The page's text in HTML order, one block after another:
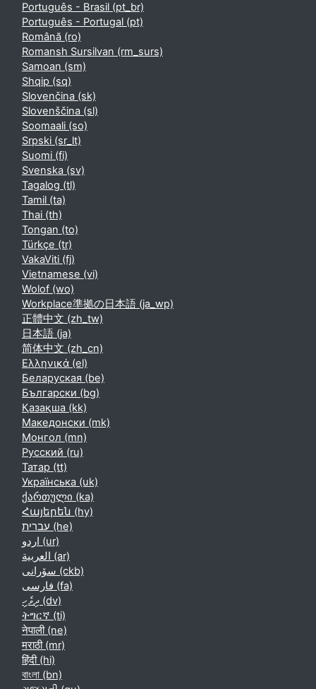
Português - Brasil ‎(pt_br)‎
Português - Portugal ‎(pt)‎
Română ‎(ro)‎
Romansh Sursilvan ‎(rm_surs)‎
Samoan ‎(sm)‎
Shqip ‎(sq)‎
Slovenčina ‎(sk)‎
Slovenščina ‎(sl)‎
Soomaali ‎(so)‎
Srpski ‎(sr_lt)‎
Suomi ‎(fi)‎
Svenska ‎(sv)‎
Tagalog ‎(tl)‎
Tamil ‎(ta)‎
Thai ‎(th)‎
Tongan ‎(to)‎
Türkçe ‎(tr)‎
VakaViti ‎(fj)‎
Vietnamese ‎(vi)‎
Wolof ‎(wo)‎
Workplace準拠の日本語 ‎(ja_wp)‎
正體中文 ‎(zh_tw)‎
日本語 ‎(ja)‎
简体中文 ‎(zh_cn)‎
Ελληνικά ‎(el)‎
Беларуская ‎(be)‎
Български ‎(bg)‎
Қазақша ‎(kk)‎
Македонски ‎(mk)‎
Монгол ‎(mn)‎
Русский ‎(ru)‎
Татар ‎(tt)‎
Українська ‎(uk)‎
ქართული ‎(ka)‎
Հայերեն ‎(hy)‎
עברית ‎(he)‎
اردو ‎(ur)‎
العربية ‎(ar)‎
سۆرانی ‎(ckb)‎
فارسی ‎(fa)‎
ދިވެހި ‎(dv)‎
ትግርኛ ‎(ti)‎
नेपाली ‎(ne)‎
मराठी ‎(mr)‎
हिंदी ‎(hi)‎
বাংলা ‎(bn)‎